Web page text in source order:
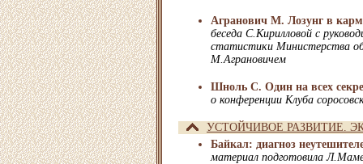
Агранович М. Лозунг в
беседа С.Кирилловой с
статистики Министерства
М.Аграновичем
Шноль С. Один на всех
о конференции Клуба
УСТОЙЧИВОЕ РАЗВИТИЕ.
Байкал: диагноз
материал подготовила